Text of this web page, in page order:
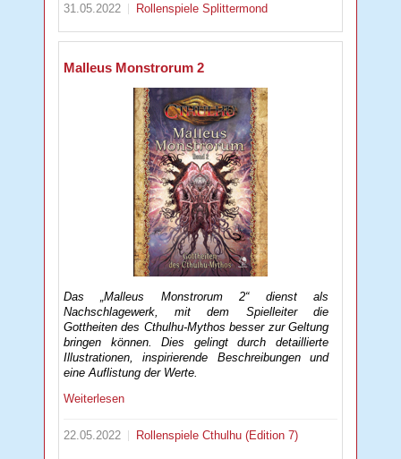
31.05.2022 RollenspieleSplittermond
Malleus Monstrorum 2
Das „Malleus Monstrorum 2“ dienst als
Nachschlagewerk, mit dem Spielleiter die
Gottheiten des Cthulhu-Mythos besser zur Geltung
bringen können. Dies gelingt durch detaillierte
Illustrationen, inspirierende Beschreibungen und
eine Auflistung der Werte.
Weiterlesen
22.05.2022 RollenspieleCthulhu (Edition 7)